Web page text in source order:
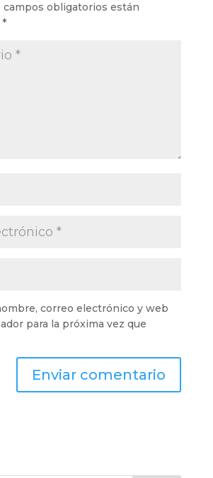
campos obligatorios están
*
correo electrónico y web
para la próxima vez que